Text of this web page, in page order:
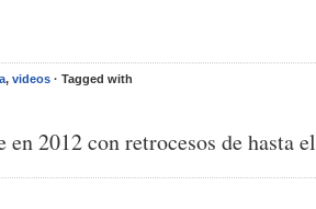
, videos · Tagged with
2012 con retrocesos de hasta el